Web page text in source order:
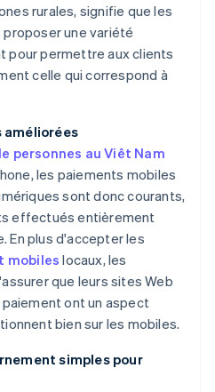
rurales, signifie que les
une variété
pour permettre aux clients
celle qui correspond à
améliorées
personnes au Viêt Nam
les paiements mobiles
sont donc courants,
effectués entièrement
En plus d'accepter les
mobiles locaux, les
que leurs sites Web
ont un aspect
bien sur les mobiles.
simples pour